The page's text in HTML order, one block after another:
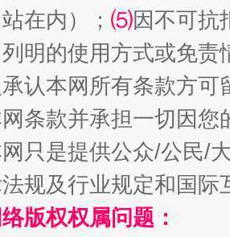
在内）； ⑸因不可抗
明的使用方式或免责
认本网所有条款方
条款并承担一切因
只是提供公众/公民/
规及行业规定和国
版权权属问题：